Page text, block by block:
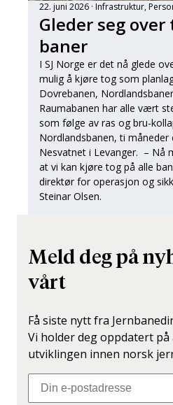
22. juni 2026 Infrastruktur,
Gleder seg over
baner
I SJ Norge er det nå glede
mulig å kjøre tog som
Dovrebanen,
Raumabanen har alle vært
som følge av ras og bru-
Nordlandsbanen, ti måneder
Nesvatnet i Levanger. – Nå
at vi kan kjøre tog på alle
direktør for operasjon og
Steinar Olsen.
Meld deg på
vårt
Få siste nytt fra
Vi holder deg oppdatert
utviklingen innen norsk